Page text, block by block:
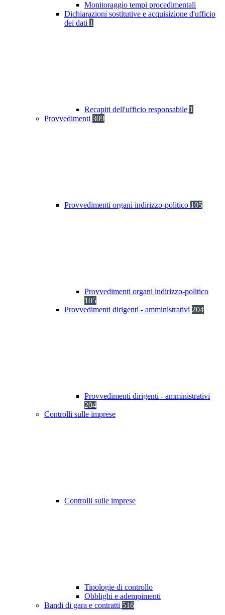
Monitoraggio tempi procedimentali
Dichiarazioni sostitutive e acquisizione d'ufficio
dei dati 1
Recapiti dell'ufficio responsabile 1
Provvedimenti 309
Provvedimenti organi indirizzo-politico 105
Provvedimenti organi indirizzo-politico
105
Provvedimenti dirigenti - amministrativi 204
Provvedimenti dirigenti - amministrativi
204
Controlli sulle imprese
Controlli sulle imprese
Tipologie di controllo
Obblighi e adempimenti
Bandi di gara e contratti 516